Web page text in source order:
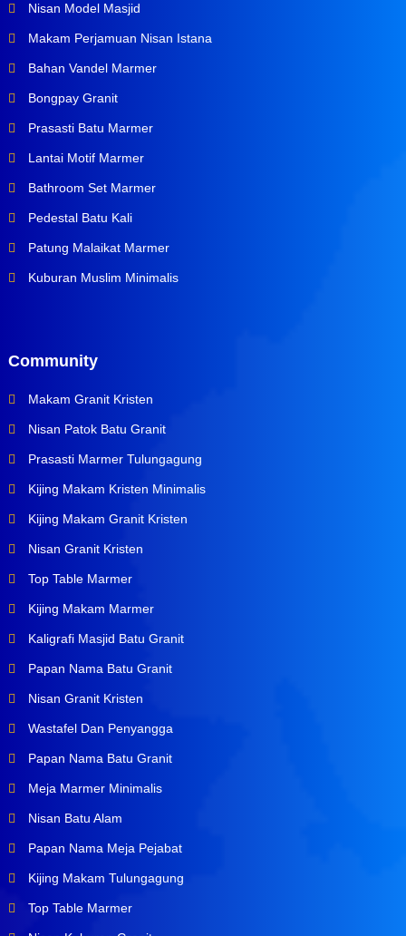
Nisan Model Masjid
Makam Perjamuan Nisan Istana
Bahan Vandel Marmer
Bongpay Granit
Prasasti Batu Marmer
Lantai Motif Marmer
Bathroom Set Marmer
Pedestal Batu Kali
Patung Malaikat Marmer
Kuburan Muslim Minimalis
Community
Makam Granit Kristen
Nisan Patok Batu Granit
Prasasti Marmer Tulungagung
Kijing Makam Kristen Minimalis
Kijing Makam Granit Kristen
Nisan Granit Kristen
Top Table Marmer
Kijing Makam Marmer
Kaligrafi Masjid Batu Granit
Papan Nama Batu Granit
Nisan Granit Kristen
Wastafel Dan Penyangga
Papan Nama Batu Granit
Meja Marmer Minimalis
Nisan Batu Alam
Papan Nama Meja Pejabat
Kijing Makam Tulungagung
Top Table Marmer